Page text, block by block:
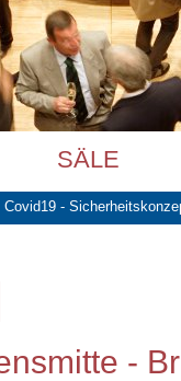
SÄLE
Covid19 -
-